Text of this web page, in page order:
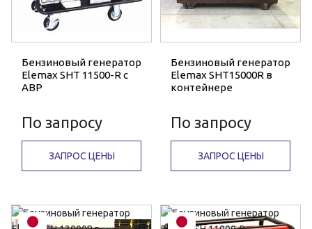
Бензиновый генератор
Elemax SHT 11500-R с
АВР
По запросу
ЗАПРОС ЦЕНЫ
Бензиновый генератор
Elemax SHT15000R в
контейнере
По запросу
ЗАПРОС ЦЕНЫ